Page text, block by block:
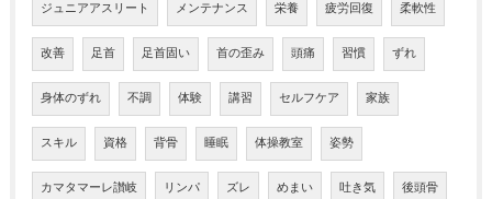
ジュニアアスリート メンテナンス 栄養 疲労回復 柔軟性
改善 足首 足首固い 首の歪み 頭痛 習慣 ずれ
身体のずれ 不調 体験 講習 セルフケア 家族
スキル 資格 背骨 睡眠 体操教室 姿勢
カマタマーレ讃岐 リンパ ズレ めまい 吐き気 後頭骨